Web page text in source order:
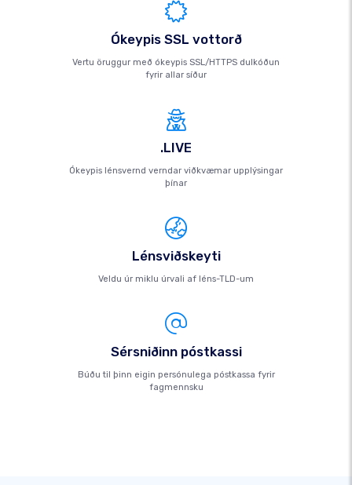
Ókeypis SSL vottorð
Vertu öruggur með ókeypis SSL/HTTPS dulkóðun
fyrir allar síður
.LIVE
Ókeypis lénsvernd verndar viðkvæmar upplýsingar
þínar
Lénsviðskeyti
Veldu úr miklu úrvali af léns-TLD-um
Sérsniðinn póstkassi
Búðu til þinn eigin persónulega póstkassa fyrir
fagmennsku